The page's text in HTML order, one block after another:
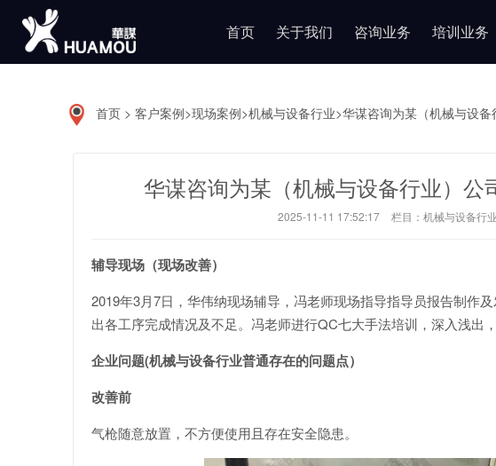
首页 关于我们 咨询业务 培训业务
首页 > 客户案例>现场案例>机械与设备行业>华谋咨询为某（机械与设
华谋咨询为某（机械与设备行业）公
2025-11-11 17:52:17 栏目： 机械与设备行业
辅导现场（现场改善）
2019年3月7日，华伟纳现场辅导，冯老师现场指导指导员报告制作
出各工序完成情况及不足。冯老师进行QC七大手法培训，深入浅出
企业问题(机械与设备行业普通存在的问题点）
改善前
气枪随意放置，不方便使用且存在安全隐患。